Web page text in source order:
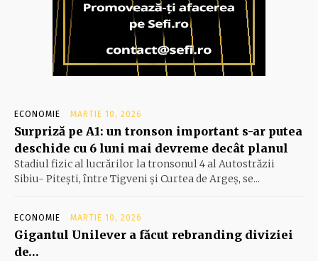
ECONOMIE MARTIE 10, 2026
Surpriză pe A1: un tronson important s-ar putea
deschide cu 6 luni mai devreme decât planul
Stadiul fizic al lucrărilor la tronsonul 4 al Autostrăzii
Sibiu- Piteşti, între Tigveni şi Curtea de Argeş, se...
ECONOMIE MARTIE 10, 2026
Gigantul Unilever a făcut rebranding diviziei
de…